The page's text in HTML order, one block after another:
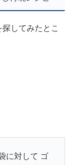
してみたとこ
に対して ゴ